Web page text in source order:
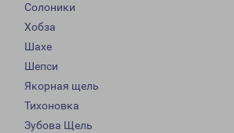
Солоники
Хобза
Шахе
Шепси
Якорная щель
Тихоновка
Зубова Щель